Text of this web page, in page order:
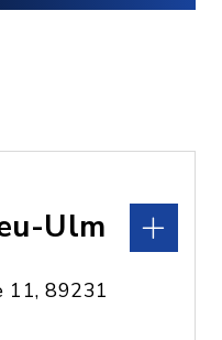
Ulm
11, 89231